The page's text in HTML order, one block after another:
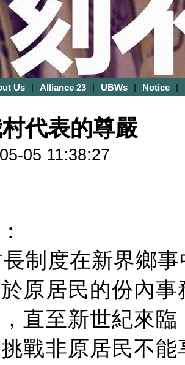
Us | Alliance 23 | UBWs | Notice |
代表的尊嚴
05 11:38:27
制度在新界鄉
原居民的份內
直至新世紀來
戰非原居民不